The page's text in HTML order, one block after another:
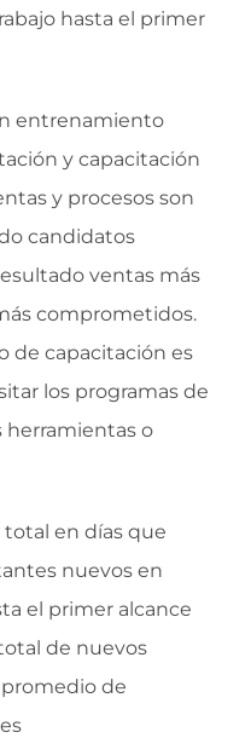
hasta el primer
entrenamiento
y capacitación
y procesos son
candidatos
ventas más
comprometidos.
de capacitación es
los programas de
herramientas o
total en días que
nuevos en
el primer alcance
de nuevos
de